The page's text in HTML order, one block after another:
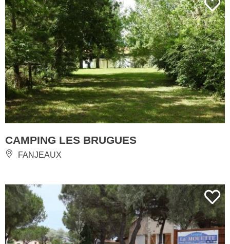
CAMPING LES BRUGUES
FANJEAUX